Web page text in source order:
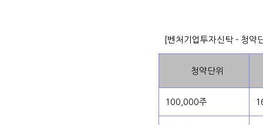
[벤처기업투자신탁 - 청약
청약단위
100,000주